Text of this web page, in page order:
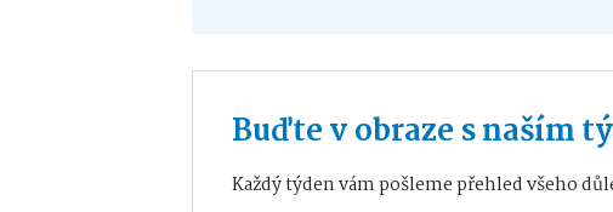
Buďte v obraze s naším
Každý týden vám pošleme přehled všeho